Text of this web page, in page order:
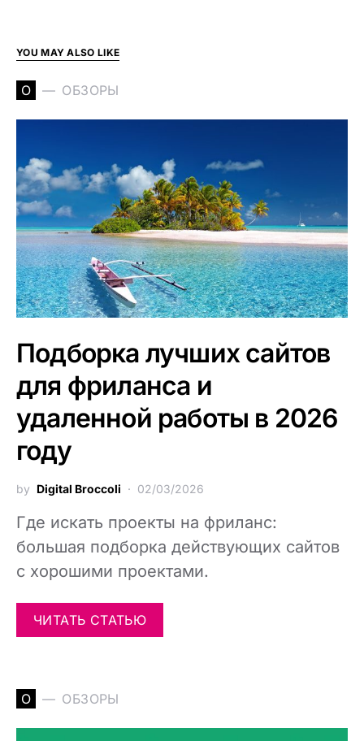
YOU MAY ALSO LIKE
О ОБЗОРЫ
Подборка лучших сайтов
для фриланса и
удаленной работы в 2026
году
by Digital Broccoli 02/03/2026
Где искать проекты на фриланс:
большая подборка действующих сайтов
с хорошими проектами.
ЧИТАТЬ СТАТЬЮ
О ОБЗОРЫ